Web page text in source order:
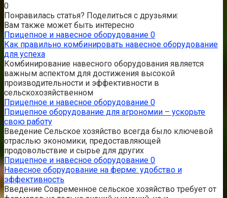
0
Понравилась статья? Поделиться с друзьями:
Вам также может быть интересно
Прицепное и навесное оборудование 0
Как правильно комбинировать навесное оборудование
для успеха
Комбинирование навесного оборудования является
важным аспектом для достижения высокой
производительности и эффективности в
сельскохозяйственном
Прицепное и навесное оборудование 0
Прицепное оборудование для агрономии – ускорьте
свою работу
Введение Сельское хозяйство всегда было ключевой
отраслью экономики, предоставляющей
продовольствие и сырье для других
Прицепное и навесное оборудование 0
Навесное оборудование на ферме: удобство и
эффективность
Введение Современное сельское хозяйство требует от